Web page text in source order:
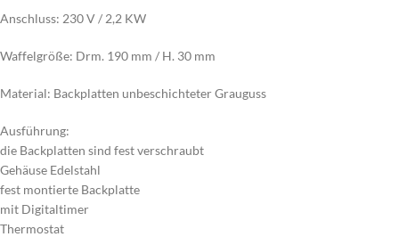
Anschluss: 230 V / 2,2 KW
Waffelgröße: Drm. 190 mm / H. 30 mm
Material: Backplatten unbeschichteter Grauguss
Ausführung:
die Backplatten sind fest verschraubt
Gehäuse Edelstahl
fest montierte Backplatte
mit Digitaltimer
Thermostat